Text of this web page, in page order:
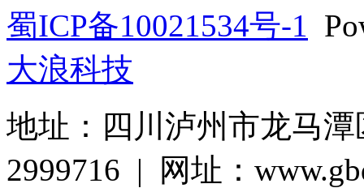
蜀ICP备10021534号-1
大浪科技
地址：四川泸州市龙马
2999716 | 网址：